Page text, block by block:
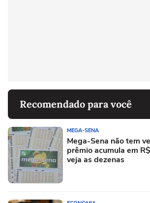
Recomendado para você
MEGA-SENA
Mega-Sena não tem
prêmio acumula em
veja as dezenas